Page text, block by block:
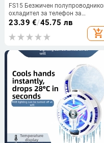
FS15 Безжичен
охладител за телефон за
излъчване на живо на открито
23.39 €/45.75 лв
add_shopping_cart